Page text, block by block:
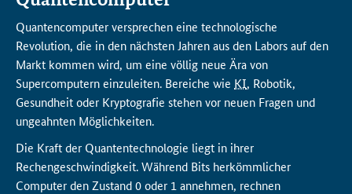
Quantencomputer versprechen eine technologische
Revolution, die in den nächsten Jahren aus den Labors auf den
Markt kommen wird, um eine völlig neue Ära von
Supercomputern einzuleiten. Bereiche wie KI, Robotik,
Gesundheit oder Kryptografie stehen vor neuen Fragen und
ungeahnten Möglichkeiten.
Die Kraft der Quantentechnologie liegt in ihrer
Rechengeschwindigkeit. Während Bits herkömmlicher
Computer den Zustand 0 oder 1 annehmen, rechnen